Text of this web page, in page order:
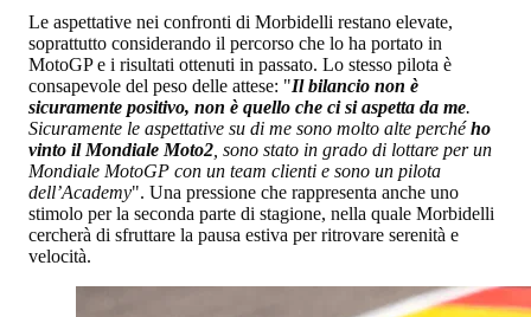
Le aspettative nei confronti di Morbidelli restano elevate,
soprattutto considerando il percorso che lo ha portato in
MotoGP e i risultati ottenuti in passato. Lo stesso pilota è
consapevole del peso delle attese: "Il bilancio non è
sicuramente positivo, non è quello che ci si aspetta da me.
Sicuramente le aspettative su di me sono molto alte perchého
vinto il Mondiale Moto2 , sono stato in grado di lottare per un
Mondiale MotoGP con un team clienti e sono un pilota
dell’Academy". Una pressione che rappresenta anche uno
stimolo per la seconda parte di stagione, nella quale Morbidelli
cercherà di sfruttare la pausa estiva per ritrovare serenità e
velocità.